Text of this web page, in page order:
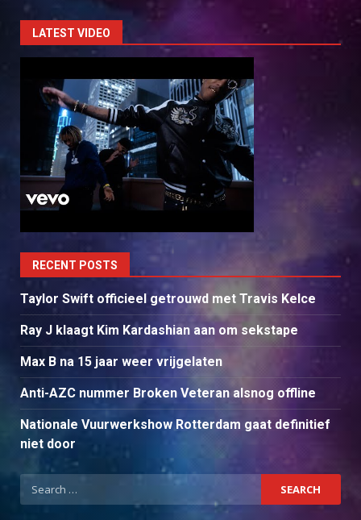
LATEST VIDEO
RECENT POSTS
Taylor Swift officieel getrouwd met Travis Kelce
Ray J klaagt Kim Kardashian aan om sekstape
Max B na 15 jaar weer vrijgelaten
Anti-AZC nummer Broken Veteran alsnog offline
Nationale Vuurwerkshow Rotterdam gaat definitief
niet door
Search
for: